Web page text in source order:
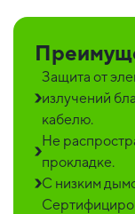
Защита от
излучений
кабелю.
Не
прокладке.
С низким